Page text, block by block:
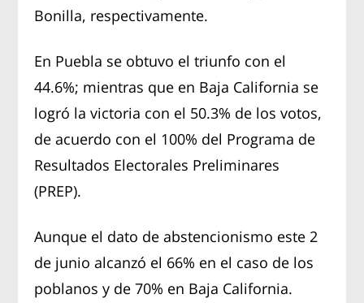
Bonilla, respectivamente.
En Puebla se obtuvo el triunfo con el
44.6%; mientras que en Baja California se
logró la victoria con el 50.3% de los votos,
de acuerdo con el 100% del Programa de
Resultados Electorales Preliminares
(PREP).
Aunque el dato de abstencionismo este 2
de junio alcanzó el 66% en el caso de los
poblanos y de 70% en Baja California.